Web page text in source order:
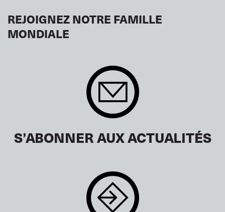
REJOIGNEZ NOTRE FAMILLE
MONDIALE
S’ABONNER AUX ACTUALITÉS